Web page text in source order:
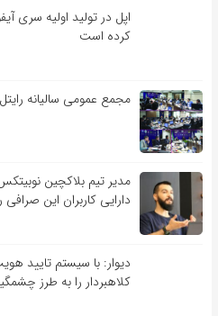
کرده است
مجمع عمومی سالیانه
دارایی کاربران این
کلاهبردار را به طرز